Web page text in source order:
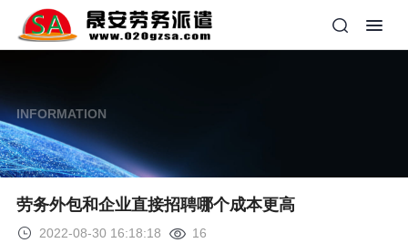
INFORMATION
劳务外包和企业直接招聘哪个成本更高
2022-08-30 16:18:18 16